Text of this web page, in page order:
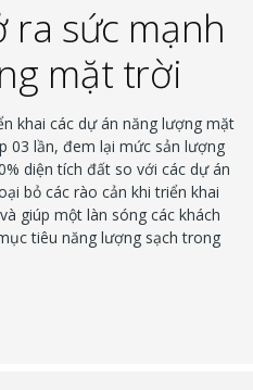
ra sức mạnh
mặt trời
khai các dự án năng lượng mặt
03 lần, đem lại mức sản lượng
diện tích đất so với các dự án
bỏ các rào cản khi triển khai
giúp một làn sóng các khách
tiêu năng lượng sạch trong